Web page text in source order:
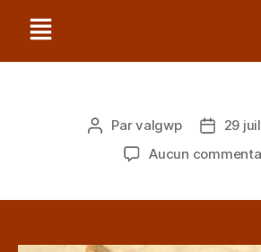
Parvalgwp
29
Aucun